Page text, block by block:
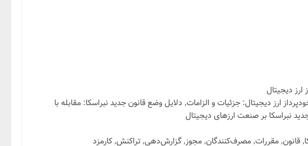
ارز دیجیتال
ارز دیجیتال: جزئیات و الزامات, دلایل وضع قانون جدید نبراسکا: مقابله با
نبراسکا بر صنعت ارزهای دیجیتال
قانون, مقررات, مصرف‌کنندگان, مجوز, گزارش‌دهی, تراکنش, کارمزد